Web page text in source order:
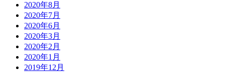
2020年8月
2020年7月
2020年6月
2020年3月
2020年2月
2020年1月
2019年12月